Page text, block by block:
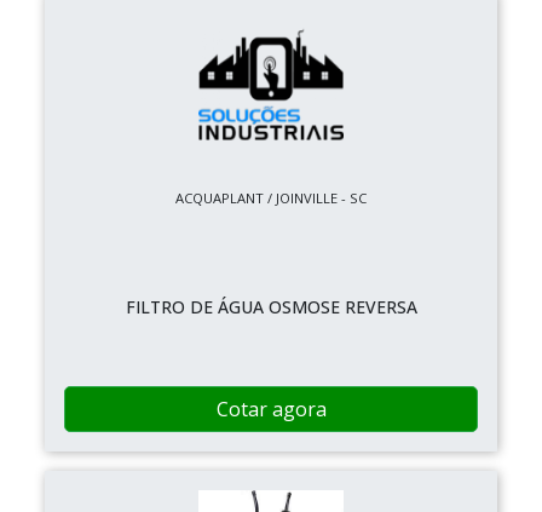
ACQUAPLANT / JOINVILLE - SC
FILTRO DE ÁGUA OSMOSE REVERSA
Cotar agora